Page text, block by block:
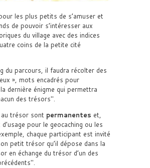
les plus petits de s’amuser et
de pouvoir s’intéresser aux
du village avec des indices
coins de la petite cité
du parcours, il faudra récolter des
», mots encadrés pour
dernière énigme qui permettra
des trésors .
au trésor sont permanentes et,
pour le geocaching ou les
chaque participant est invité
petit trésor qu’il dépose dans la
en échange du trésor d’un des
.